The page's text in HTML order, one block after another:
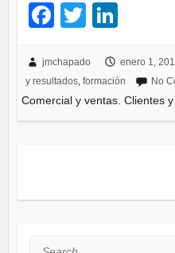
F
c
e
b
k
T
tt
er
k
e
dI
jmchapado enero 1,
y resultados, formación No
Comercial y ventas. Clientes
Search